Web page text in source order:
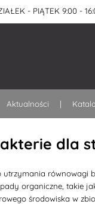
- PIĄTEK 9:00 -
Aktualności
dla
utrzymania równowagi
organiczne, takie
środowiska w